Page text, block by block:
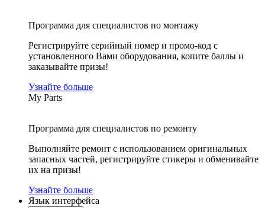
Программа для специалистов по монтажу
Регистрируйте серийный номер и промо-код с
установленного Вами оборудования, копите баллы и
заказывайте призы!
Узнайте больше
My Parts
Программа для специалистов по ремонту
Выполняйте ремонт с использованием оригинальных
запасных частей, регистрируйте стикеры и обменивайте
их на призы!
Узнайте больше
Язык интерфейса